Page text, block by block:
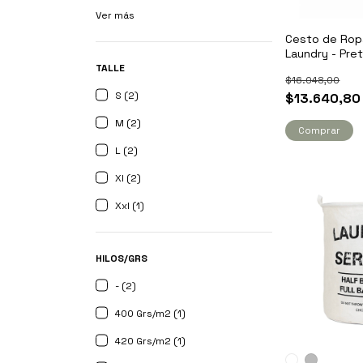
Ver más
TALLE
S (2)
M (2)
L (2)
Xl (2)
Xxl (1)
HILOS/GRS
- (2)
400 Grs/m2 (1)
420 Grs/m2 (1)
Cesto de
Laundry - Pret
$13.640,80
$16.048,00
Comprar